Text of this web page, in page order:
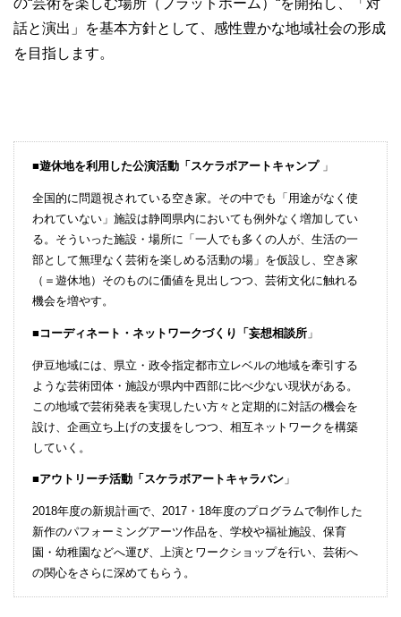
の“芸術を楽しむ場所（プラットホーム）“を開拓し、「対
話と演出」を基本方針として、感性豊かな地域社会の形成
を目指します。
■遊休地を利用した公演活動「スケラボアートキャンプ」
全国的に問題視されている空き家。その中でも「用途がなく使
われていない」施設は静岡県内においても例外なく増加してい
る。そういった施設・場所に「一人でも多くの人が、生活の一
部として無理なく芸術を楽しめる活動の場」を仮設し、空き家
（＝遊休地）そのものに価値を見出しつつ、芸術文化に触れる
機会を増やす。
■コーディネート・ネットワークづくり「妄想相談所 」
伊豆地域には、県立・政令指定都市立レベルの地域を牽引する
ような芸術団体・施設が県内中西部に比べ少ない現状がある。
この地域で芸術発表を実現したい方々と定期的に対話の機会を
設け、企画立ち上げの支援をしつつ、相互ネットワークを構築
していく。
■アウトリーチ活動「スケラボアートキャラバン 」
2018年度の新規計画で、2017・18年度のプログラムで制作した
新作のパフォーミングアーツ作品を、学校や福祉施設、保育
園・幼稚園などへ運び、上演とワークショップを行い、芸術へ
の関心をさらに深めてもらう。